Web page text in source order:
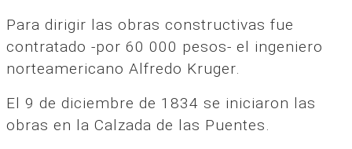
Para dirigir las obras constructivas fue
contratado -por 60 000 pesos- el ingeniero
norteamericano Alfredo Kruger.
El 9 de diciembre de 1834 se iniciaron las
obras en la Calzada de las Puentes.